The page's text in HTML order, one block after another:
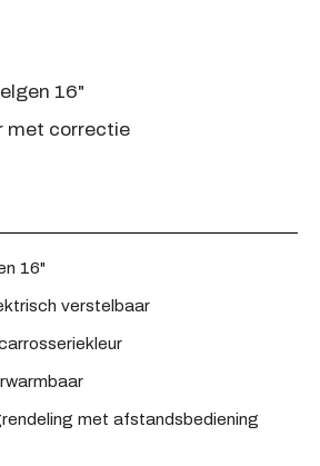
16"
met correctie
16"
verstelbaar
met afstandsbediening